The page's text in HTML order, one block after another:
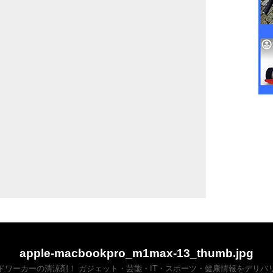
apple-macbookpro_m1max-13_thumb.jpg
ワーカーの清涼剤！ ガジェット・芸能・IT・スポーツ・健康情報をデリバ